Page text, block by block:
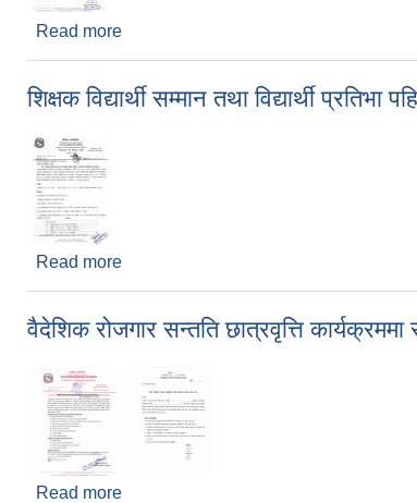
Read more
शिक्षक विद्यार्थी सम्मान तथा विद्यार्थी प्रतिभा
Read more
वैदेशिक रोजगार सन्तति छात्रवृत्ति
Read more